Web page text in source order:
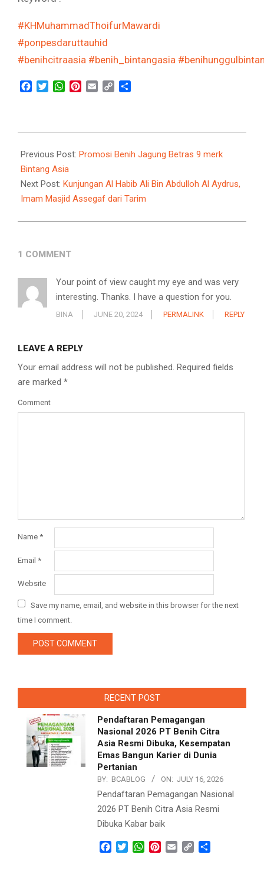
#KHMuhammadThoifurMawardi
#ponpesdaruttauhid
#benihcitraasia #benih_bintangasia
Facebook
TwitterWhatsApp
Pinterest
Email Copy
09-
14
Previous Post: Promosi Benih Jagung Betras 9 merk
Bintang Asia
Next Post: Kunjungan Al Habib Ali Bin Abdulloh Al Aydrus,
Imam Masjid Assegaf dari Tarim
1 COMMENT
Your point of view caught my eye and was very
interesting. Thanks. I have a question for you.
BINA JUNE 20, 2024 PERMALINK REPLY
LEAVE A REPLY
Your email address will not be published. Required fields
are marked *
Comment
Name *
Email *
Website
Save my name, email, and website in this browser for the next
time I comment.
RECENT POST
Pendaftaran Pemagangan
Nasional 2026 PT Benih Citra
Asia Resmi Dibuka, Kesempatan
Emas Bangun Karier di Dunia
Pertanian
BY: BCABLOG ON: JULY 16, 2026
Pendaftaran Pemagangan Nasional
2026 PT Benih Citra Asia Resmi
Dibuka Kabar baik
Facebook
TwitterWhatsApp
Pinterest
Email Copy